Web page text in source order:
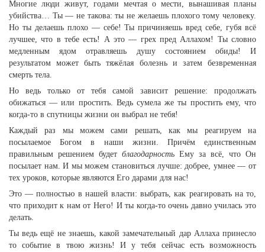
Многие люди живут, годами мечтая о мести, вынашивая планы
убийства… Ты — не такова: ты не желаешь плохого тому человеку.
Но ты делаешь плохо — себе! Ты причиняешь вред себе, губя всё
лучшее, что в тебе есть! А это — грех пред Аллахом! Ты словно
медленным ядом отравляешь душу состоянием обиды! И
результатом может быть тяжёлая болезнь и затем безвременная
смерть тела.
Но ведь только от тебя самой зависит решение: продолжать
обижаться — или простить. Ведь сумела же ты простить ему, что
когда-то в спутницы жизни он выбрал не тебя!
Каждый раз мы можем сами решать, как мы реагируем на
посылаемое Богом в наши жизни. Причём единственным
правильным решением будет благодарность Ему за всё, что Он
посылает нам. И мы можем становиться лучше: добрее, умнее — от
тех уроков, которые являются Его дарами для нас!
Это — полностью в нашей власти: выбрать, как реагировать на то,
что приходит к нам от Него! И ты когда-то очень давно училась это
делать.
Ты ведь ещё не знаешь, какой замечательный дар Аллаха принесло
то событие в твою жизнь! И у тебя сейчас есть возможность